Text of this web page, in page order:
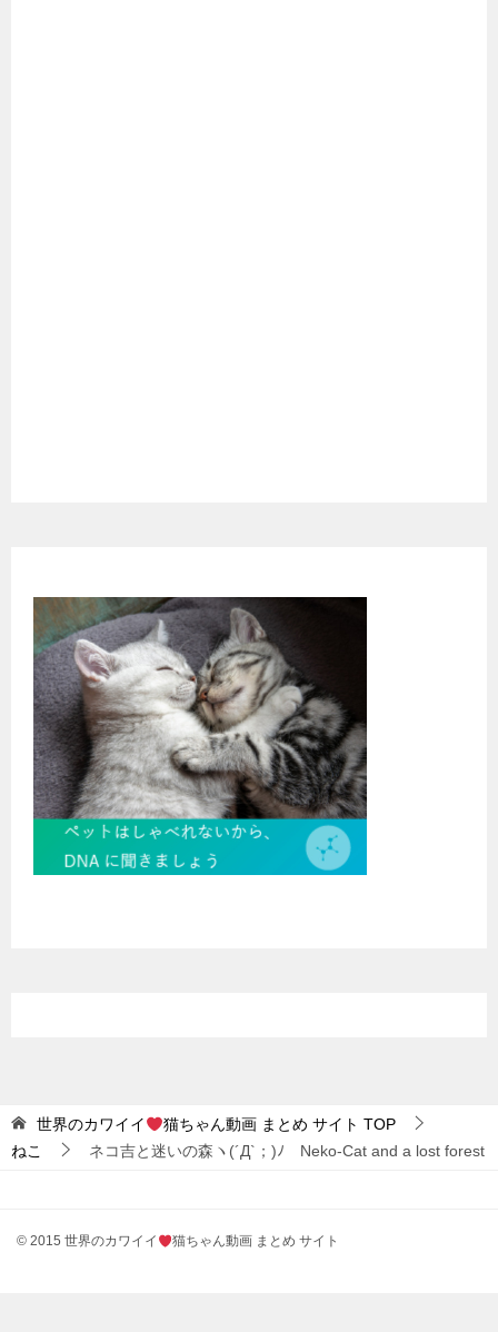
世界のカワイイ 猫ちゃん動画 まとめ サイト TOP
ねこ
ネコ吉と迷いの森ヽ(´Д`；)ﾉ Neko-Cat and a lost forest
© 2015 世界のカワイイ 猫ちゃん動画 まとめ サイト